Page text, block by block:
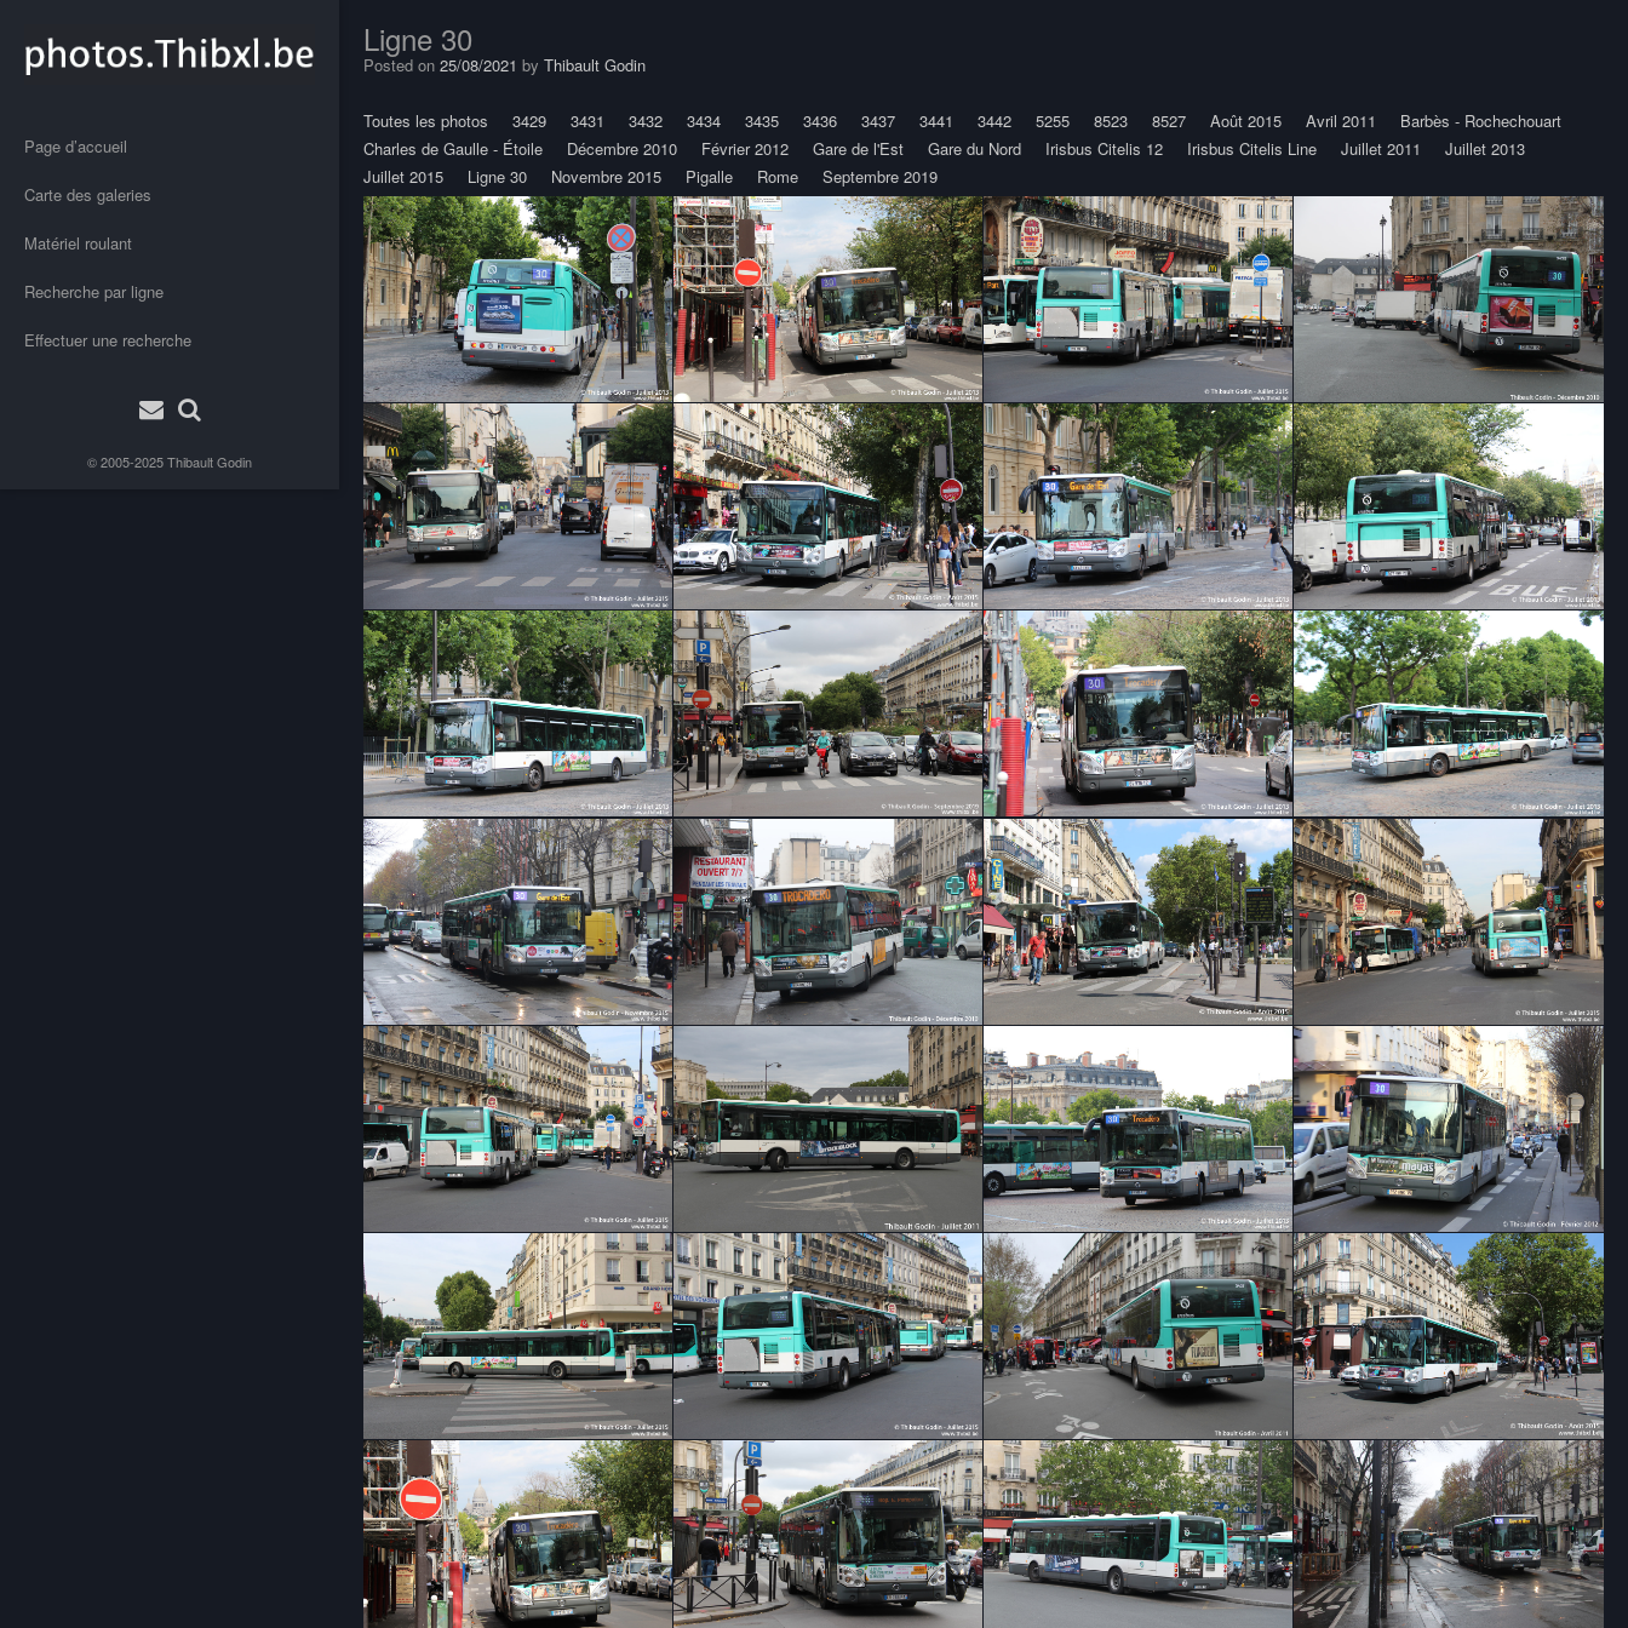
Page d’accueil
Carte des galeries
Matériel roulant
Recherche par ligne
Effectuer une recherche
© 2005-2025Thibault Godin
Ligne 30
Posted on 25/08/2021 by Thibault Godin
Toutes les photos 3429 3431 3432 3434 3435 3436 3437 3441 3442 5255 8523 8527 Août 2015 Avril 2011
Barbès - Rochechouart
Charles de Gaulle - Étoile
Décembre 2010 Février 2012 Gare de l'Est Gare du Nord Irisbus Citelis 12 Irisbus Citelis Line Juillet 2011
Juillet 2013
Juillet 2015
Ligne 30 Novembre 2015 Pigalle Rome Septembre 2019